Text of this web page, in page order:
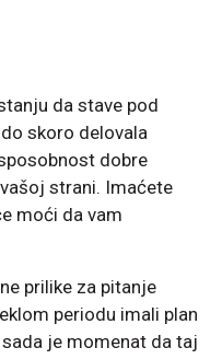
da stave pod
skoro delovala
dobre
strani. Imaćete
moći da vam
prilike za pitanje
periodu imali plan
je momenat da taj